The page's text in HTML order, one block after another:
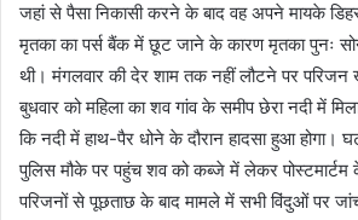
जहां से पैसा निकासी करने के बाद वह अपने मायके
मृतका का पर्स बैंक में छूट जाने के कारण मृतका पुनः
थी। मंगलवार की देर शाम तक नहीं लौटने पर
बुधवार को महिला का शव गांव के समीप छेरा नदी में
कि नदी में हाथ-पैर धोने के दौरान हादसा हुआ होगा।
पुलिस मौके पर पहुंच शव को कब्जे में लेकर पोस्टमार्टम
परिजनों से पूछताछ के बाद मामले में सभी विंदुओं पर